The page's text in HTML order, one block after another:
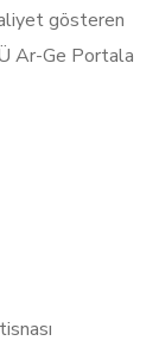
gösteren
Ar-Ge Portala